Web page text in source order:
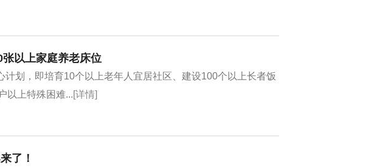
以上家庭养老床位
计划，即培育10个以上老年人宜居社区、建设100个以上长者饭
以上特殊困难...[详情]
了！